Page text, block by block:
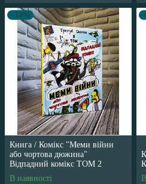
–18%
Книга / Комікс "Меми війни
або чортова дюжина"
Відпадний комікс ТОМ 2
Трегуб Ганна
В наявності